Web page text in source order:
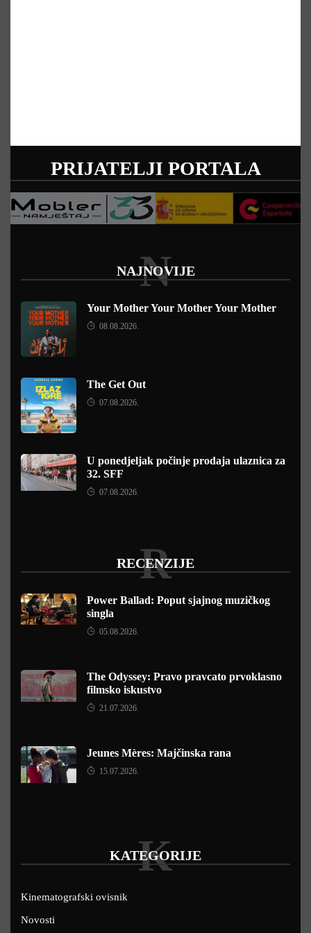
PRIJATELJI PORTALA
NAJNOVIJE
N
Your Mother Your Mother Your Mother
08.08.2026.
The Get Out
07.08.2026.
U ponedjeljak počinje prodaja ulaznica za
32. SFF
07.08.2026.
RECENZIJE
R
Power Ballad: Poput sjajnog muzičkog
singla
05.08.2026.
The Odyssey: Pravo pravcato prvoklasno
filmsko iskustvo
21.07.2026.
Jeunes Mères: Majčinska rana
15.07.2026.
KATEGORIJE
K
Kinematografski ovisnik
Novosti